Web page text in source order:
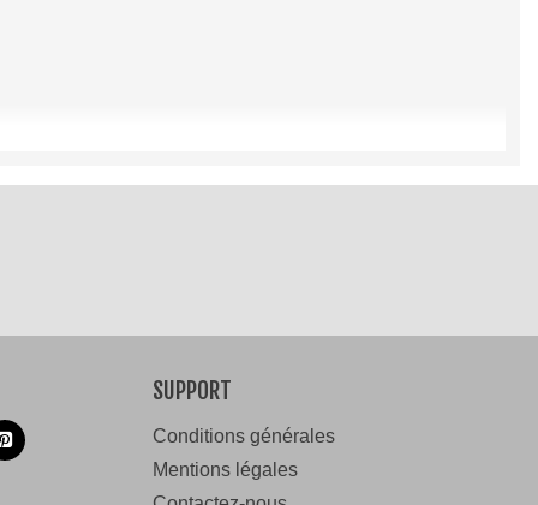
SUPPORT
Conditions générales
Mentions légales